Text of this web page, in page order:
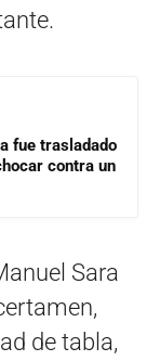
fue trasladado
contra un
Sara
de tabla,